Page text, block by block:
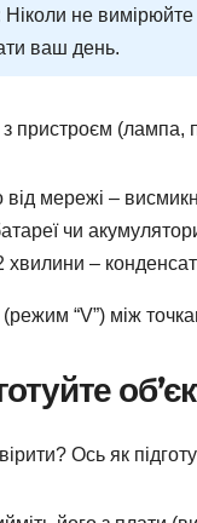
не
ваш день.
пристроєм (лампа,
від мережі –
чи
хвилини –
“V”) між
Ось як